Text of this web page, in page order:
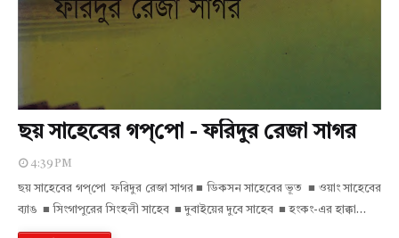
ছয় সাহেবের গপ্‌পো - ফরিদুর রেজা সাগর
4:39 PM
ছয় সাহেবের গপ্‌পো ফরিদুর রেজা সাগর ■ ডিকসন সাহেবের ভূত ■ ওয়াং সাহেবের
ব্যাঙ ■ সিংগাপুরের সিংহলী সাহেব ■ দুবাইয়ের দুবে সাহেব ■ হংকং-এর হাক্কা…